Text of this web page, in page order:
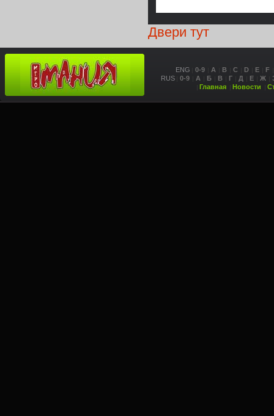
Двери тут
ENG 0-9 A B C D E
F
RUS
0-9 А Б В Г Д Е Ж
Главная
Новости